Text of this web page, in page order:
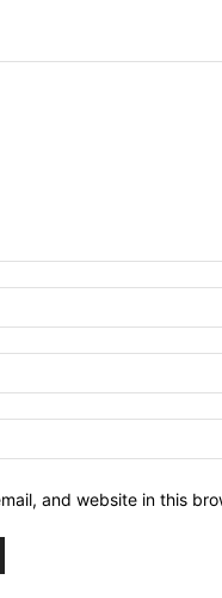
and website in this